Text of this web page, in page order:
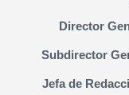
Director
Subdirector
Jefa de